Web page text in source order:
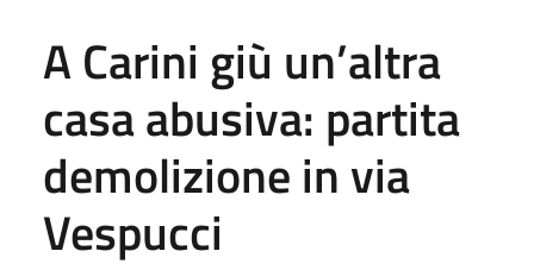
A Carini giù un’altra
casa abusiva: partita
demolizione in via
Vespucci